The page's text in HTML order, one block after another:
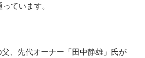
ています。
、先代オーナー「田中静雄」氏が